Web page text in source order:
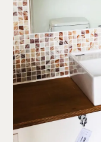
IDA DESIGN by 株式会社
〒657-0831
兵庫県神戸市灘区水道筋6
TEL.078-861-2001（営業